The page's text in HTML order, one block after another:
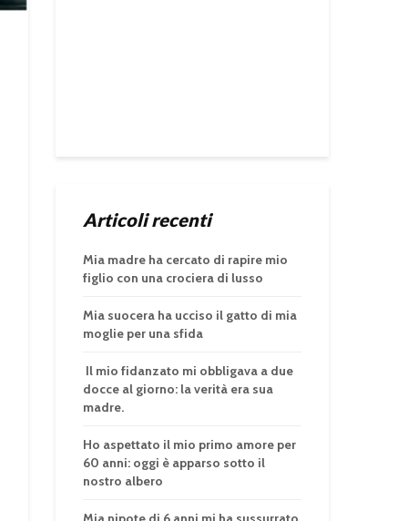
Articoli recenti
Mia madre ha cercato di rapire mio
figlio con una crociera di lusso
Mia suocera ha ucciso il gatto di mia
moglie per una sfida
Il mio fidanzato mi obbligava a due
docce al giorno: la verità era sua
madre.
Ho aspettato il mio primo amore per
60 anni: oggi è apparso sotto il
nostro albero